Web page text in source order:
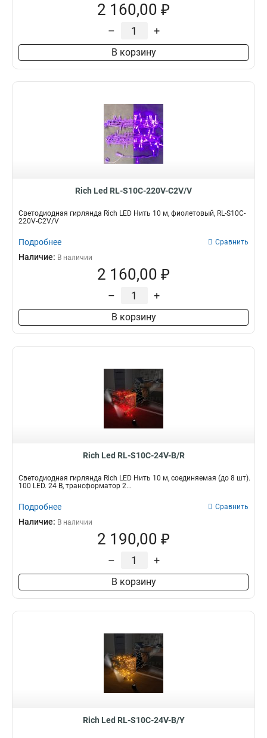
2 160,00 ₽
– +
В корзину
Rich Led RL-S10C-220V-C2V/V
Светодиодная гирлянда Rich LED Нить 10 м, фиолетовый, RL-S10C-
220V-C2V/V
Подробнее Сравнить
Наличие: В наличии
2 160,00 ₽
– +
В корзину
Rich Led RL-S10C-24V-B/R
Светодиодная гирлянда Rich LED Нить 10 м, соединяемая (до 8 шт).
100 LED. 24 B, трансформатор 2...
Подробнее Сравнить
Наличие: В наличии
2 190,00 ₽
– +
В корзину
Rich Led RL-S10C-24V-B/Y